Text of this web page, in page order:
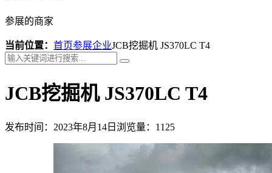
参展的商家
当前位置： 首页参展企业JCB挖掘机 JS370LC T4
JCB挖掘机 JS370LC T4
发布时间：2023年8月14日 浏览量：1125